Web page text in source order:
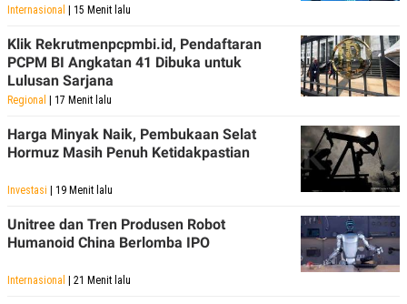
Internasional | 15 Menit lalu
Klik Rekrutmenpcpmbi.id, Pendaftaran
PCPM BI Angkatan 41 Dibuka untuk
Lulusan Sarjana
Regional | 17 Menit lalu
Harga Minyak Naik, Pembukaan Selat
Hormuz Masih Penuh Ketidakpastian
Investasi | 19 Menit lalu
Unitree dan Tren Produsen Robot
Humanoid China Berlomba IPO
Internasional | 21 Menit lalu